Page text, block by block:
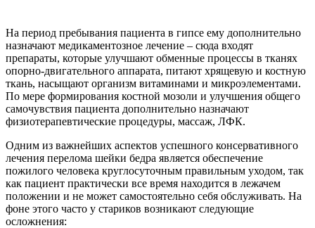
На период пребывания пациента в гипсе ему дополнительно
назначают медикаментозное лечение – сюда входят
препараты, которые улучшают обменные процессы в тканях
опорно-двигательного аппарата, питают хрящевую и костную
ткань, насыщают организм витаминами и микроэлементами.
По мере формирования костной мозоли и улучшения общего
самочувствия пациента дополнительно назначают
физиотерапевтические процедуры, массаж, ЛФК.
Одним из важнейших аспектов успешного консервативного
лечения перелома шейки бедра является обеспечение
пожилого человека круглосуточным правильным уходом, так
как пациент практически все время находится в лежачем
положении и не может самостоятельно себя обслуживать. На
фоне этого часто у стариков возникают следующие
осложнения: